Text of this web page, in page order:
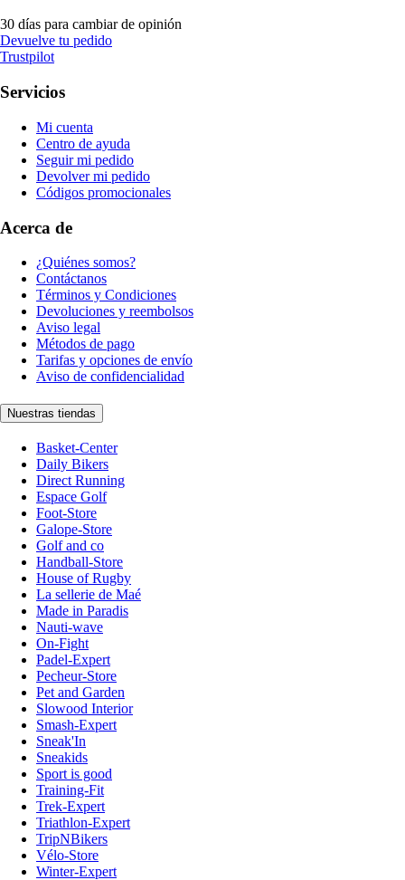
30 días para cambiar de opinión
Devuelve tu pedido
Trustpilot
Servicios
Mi cuenta
Centro de ayuda
Seguir mi pedido
Devolver mi pedido
Códigos promocionales
Acerca de
¿Quiénes somos?
Contáctanos
Términos y Condiciones
Devoluciones y reembolsos
Aviso legal
Métodos de pago
Tarifas y opciones de envío
Aviso de confidencialidad
Nuestras tiendas
Basket-Center
Daily Bikers
Direct Running
Espace Golf
Foot-Store
Galope-Store
Golf and co
Handball-Store
House of Rugby
La sellerie de Maé
Made in Paradis
Nauti-wave
On-Fight
Padel-Expert
Pecheur-Store
Pet and Garden
Slowood Interior
Smash-Expert
Sneak'In
Sneakids
Sport is good
Training-Fit
Trek-Expert
Triathlon-Expert
TripNBikers
Vélo-Store
Winter-Expert